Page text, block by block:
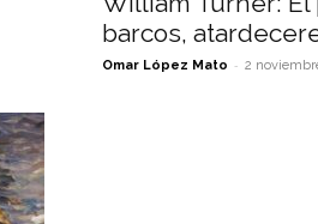
barcos,
Omar López Mato - 2